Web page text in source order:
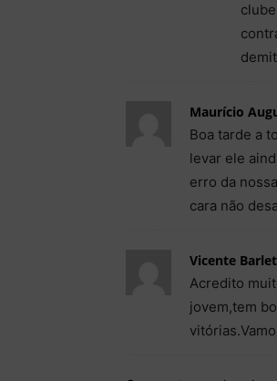
Maurício
Boa tarde a
levar ele
erro da
cara não
Vicente
Acredito
jovem,tem